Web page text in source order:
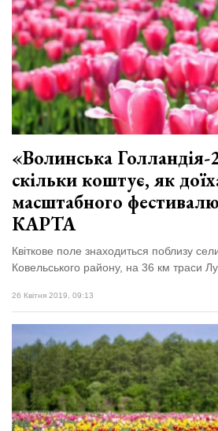
«Волинська
скільки коштує, як
масштабного
КАРТА
Квіткове поле знаходиться поблизу
Ковельського району, на 36 км траси
26 Квітня 2019, 09:13